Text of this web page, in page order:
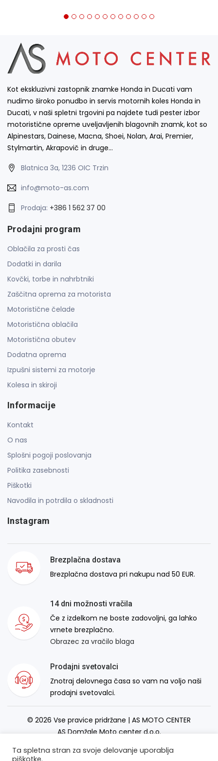
Kot ekskluzivni zastopnik znamke Honda in Ducati vam
nudimo široko ponudbo in servis motornih koles Honda in
Ducati, v naši spletni trgovini pa najdete tudi pester izbor
motoristične opreme uveljavljenih blagovnih znamk, kot so
Alpinestars, Dainese, Macna, Shoei, Nolan, Arai, Premier,
Stylmartin, Akrapovič in druge…
Blatnica 3a, 1236 OIC Trzin
info@moto-as.com
Prodaja: +386 1 562 37 00
Prodajni program
Oblačila za prosti čas
Dodatki in darila
Kovčki, torbe in nahrbtniki
Zaščitna oprema za motorista
Motoristične čelade
Motoristična oblačila
Motoristična obutev
Dodatna oprema
Izpušni sistemi za motorje
Kolesa in skiroji
Informacije
Kontakt
O nas
Splošni pogoji poslovanja
Politika zasebnosti
Piškotki
Navodila in potrdila o skladnosti
Instagram
Brezplačna dostava
Brezplačna dostava pri nakupu nad 50 EUR.
14 dni možnosti vračila
Če z izdelkom ne boste zadovoljni, ga lahko
vrnete brezplačno.
Obrazec za vračilo blaga
Prodajni svetovalci
Znotraj delovnega časa so vam na voljo naši
prodajni svetovalci.
© 2026 Vse pravice pridržane | AS MOTO CENTER
AS Domžale Moto center d.o.o.
Ta spletna stran za svoje delovanje uporablja
piškotke.